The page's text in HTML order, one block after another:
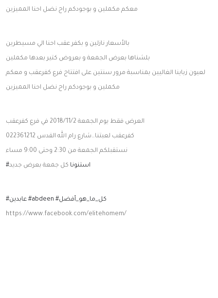
سنتين
بفرعنا
حملات
وعروضات
طبيعية
معكم مكملين و بوجودكم راح نضل احنا المميزين
بالأسعار نازلين و بكفر عقب احنا الي مسيطرين
لعيون زباينا الغاليين بمناسبة مرور سنتين على افتتاح فرع كفرعقب و معكم
مكملين و بوجودكم راح نضل احنا المميزين
العرض فقط يوم الجمعة 2018/11/2 في فرع كفرعقب
كفرعقب لعبتنا…شارع رام الله القدس 022361212
نستقبلكم الجمعة من 2:30 وحتى 9:00 مساء
# استنونا كل جمعة بعرض جديد
#عابدين #abdeen #كل_ما_هو_أفضل
https://www.facebook.com/elitehomem/